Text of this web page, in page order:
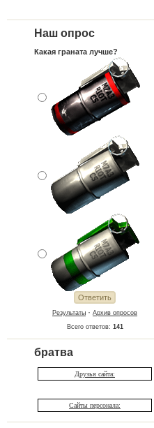
Наш опрос
Какая граната лучше?
Результаты · Архив опросов
Всего ответов: 141
братва
Друзья сайта:
Сайты персонала: